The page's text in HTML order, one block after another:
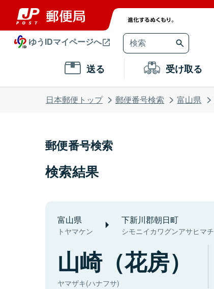
ゆうIDマイページへ
送る 受け取る
日本郵便トップ 郵便番号検索 富山県
郵便番号検索
検索結果
富山県
トヤマケン
下新川郡朝日町
シモニイカワグンアサヒマチ
山崎（花房）
ヤマザキ(ハナフサ)